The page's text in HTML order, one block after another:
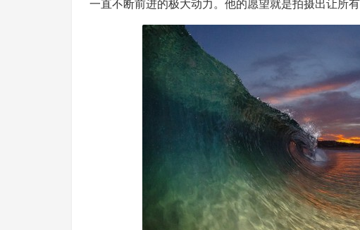
一直不断前进的极大动力。他的愿望就是拍摄出让所